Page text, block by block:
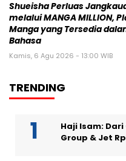
Shueisha Perluas
melalui MANGA MILLION,
Manga yang Tersedia
Bahasa
Kamis, 6 Agu 2026 - 13:00 WIB
TRENDING
Haji Isam:
Group & Jet